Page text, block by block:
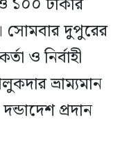
সোমবার দুপুরের
ও নির্বাহী
ভ্রাম্যমান
প্রদান